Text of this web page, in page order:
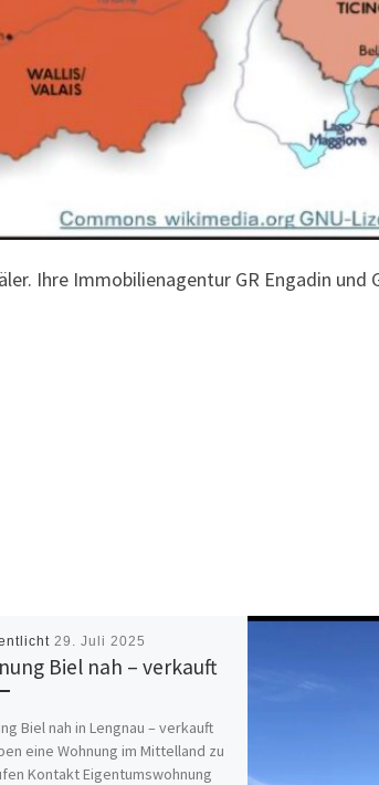
Ihre Immobilienagentur GR Engadin und
29. Juli 2025
Biel nah – verkauft
Biel nah in Lengnau – verkauft
eine Wohnung im Mittelland zu
Kontakt Eigentumswohnung